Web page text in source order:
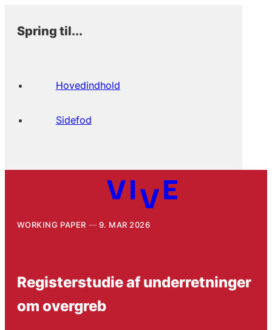
Spring til...
Hovedindhold
Sidefod
WORKING PAPER 9. MAR 2026
Registerstudie af underretninger
om overgreb